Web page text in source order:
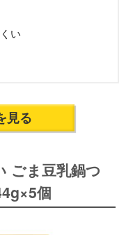
い
見る
ごま豆乳鍋つ
個